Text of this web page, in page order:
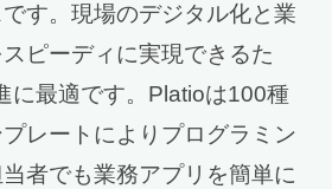
す。現場のデジタル化と業
ピーディに実現できるた
に最適です。Platioは100種
レートによりプログラミン
者でも業務アプリを簡単に